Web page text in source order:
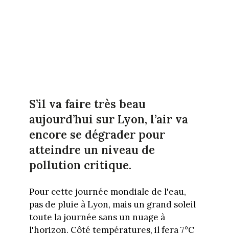
S’il va faire très beau
aujourd’hui sur Lyon, l’air va
encore se dégrader pour
atteindre un niveau de
pollution critique.
Pour cette journée mondiale de l'eau,
pas de pluie à Lyon, mais un grand soleil
toute la journée sans un nuage à
l'horizon. Côté températures, il fera 7°C